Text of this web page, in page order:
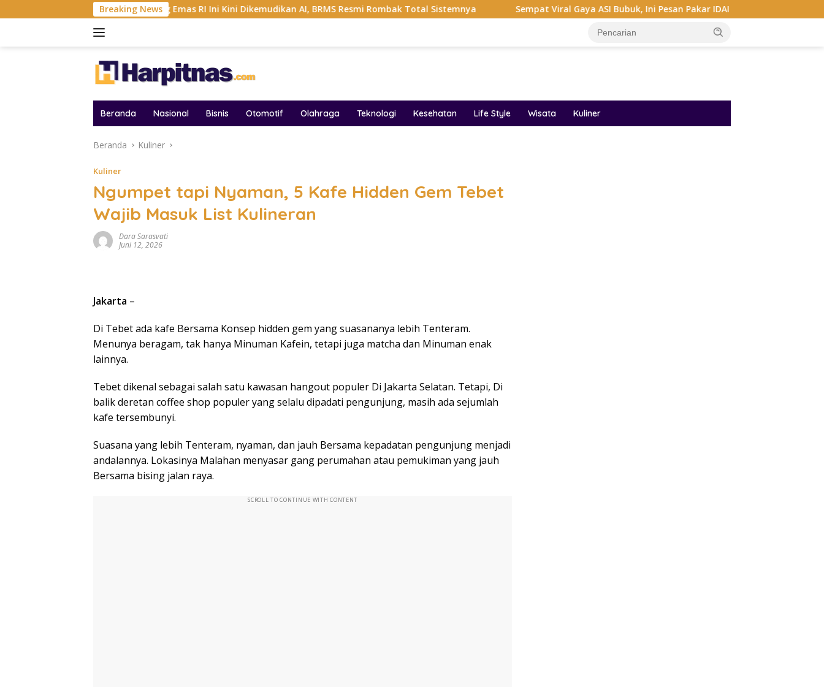
ke
Breaking News
Tambang Emas RI Ini Kini Dikemudikan AI, BRMS Resmi Rombak Total Sistemnya Sempat Viral Gaya ASI Bubuk, Ini Pesan Pakar IDAI Audrey Bianca Di Miss
Beranda Nasional Bisnis Otomotif Olahraga Teknologi Kesehatan Life Style Wisata Kuliner
Beranda Kuliner
Kuliner
Ngumpet tapi Nyaman, 5 Kafe Hidden Gem Tebet
Wajib Masuk List Kulineran
Dara Sarasvati
Juni 12, 2026
Jakarta –
Di Tebet ada kafe Bersama Konsep hidden gem yang suasananya lebih Tenteram.
Menunya beragam, tak hanya Minuman Kafein, tetapi juga matcha dan Minuman enak
lainnya.
Tebet dikenal sebagai salah satu kawasan hangout populer Di Jakarta Selatan. Tetapi, Di
balik deretan coffee shop populer yang selalu dipadati pengunjung, masih ada sejumlah
kafe tersembunyi.
Suasana yang lebih Tenteram, nyaman, dan jauh Bersama kepadatan pengunjung menjadi
andalannya. Lokasinya Malahan menyasar gang perumahan atau pemukiman yang jauh
Bersama bising jalan raya.
SCROLL TO CONTINUE WITH CONTENT